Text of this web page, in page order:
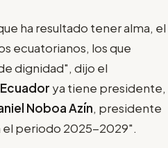
ha resultado tener alma, el
ecuatorianos, los que
dignidad", dijo el
Ecuador ya tiene presidente,
Noboa Azín, presidente
el periodo 2025-2029".